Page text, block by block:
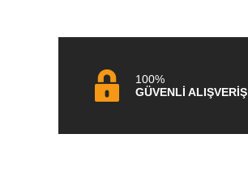
100%
GÜVENLİ ALIŞVERİŞ